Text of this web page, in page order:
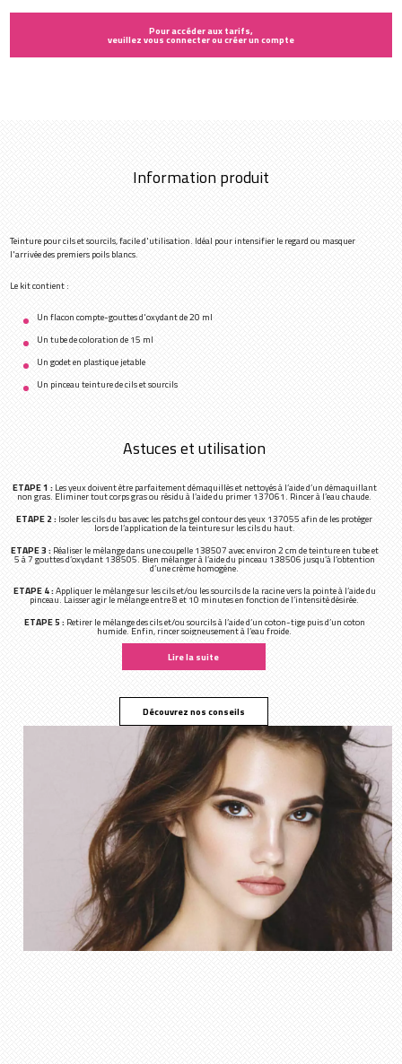
Pour accéder aux tarifs,
veuillez vous connecter ou créer un compte
Information produit
Teinture pour cils et sourcils, facile d'utilisation. Idéal pour intensifier le regard ou masquer
l'arrivée des premiers poils blancs.
Le kit contient :
Un flacon compte-gouttes d'oxydant de 20 ml
Un tube de coloration de 15 ml
Un godet en plastique jetable
Un pinceau teinture de cils et sourcils
Astuces et utilisation
ETAPE 1 :Les yeux doivent être parfaitement démaquillés et nettoyés à l’aide d’un démaquillant
non gras. Eliminer tout corps gras ou résidu à l’aide du primer 137061. Rincer à l’eau chaude.
ETAPE 2 :Isoler les cils du bas avec les patchs gel contour des yeux 137055 afin de les protéger
lors de l’application de la teinture sur les cils du haut.
ETAPE 3 :Réaliser le mélange dans une coupelle 138507 avec environ 2 cm de teinture en tube et
5 à 7 gouttes d’oxydant 138505. Bien mélanger à l’aide du pinceau 138506 jusqu’à l’obtention
d’une crème homogène.
ETAPE 4 :Appliquer le mélange sur les cils et/ou les sourcils de la racine vers la pointe à l’aide du
pinceau. Laisser agir le mélange entre 8 et 10 minutes en fonction de l’intensité désirée.
ETAPE 5 :Retirer le mélange des cils et/ou sourcils à l’aide d’un coton-tige puis d’un coton
humide. Enfin, rincer soigneusement à l’eau froide.
Appliquer le sérum à la Kératine 138003 pour fortifier les cils.
Lire la suite
Découvrez nos conseils